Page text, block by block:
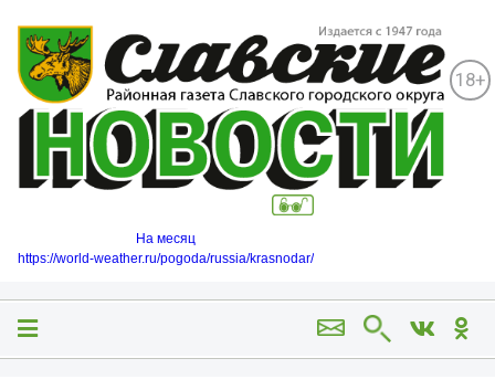
18+
На месяц
https://world-weather.ru/pogoda/russia/krasnodar/